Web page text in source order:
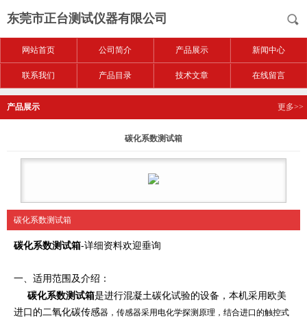
东莞市正台测试仪器有限公司
网站首页 公司简介 产品展示 新闻中心
联系我们 产品目录 技术文章 在线留言
产品展示 更多>>
碳化系数测试箱
碳化系数测试箱
碳化系数测试箱-详细资料欢迎垂询
一、适用范围及介绍：
碳化系数测试箱是进行混凝土碳化试验的设备，本机采用欧美
进口的二氧化碳传感器，传感器采用电化学探测原理，结合进口的触控式